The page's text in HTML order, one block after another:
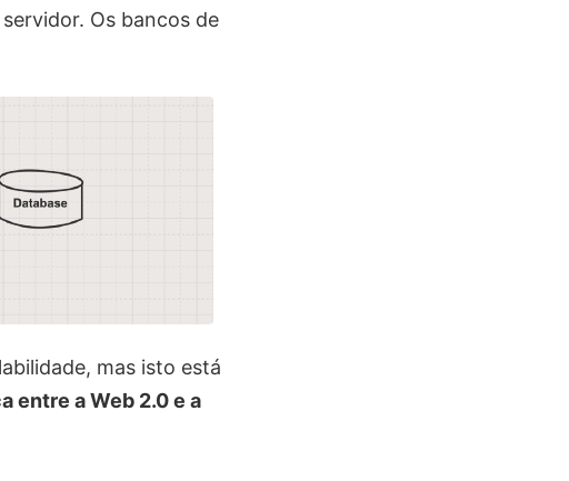
Os bancos de
mas isto está
entre a Web 2.0 e a